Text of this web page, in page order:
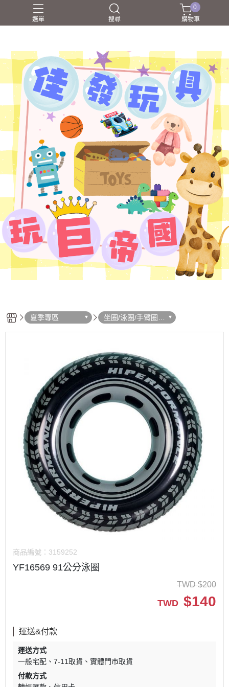
選單 搜尋
NERF射擊玩具 家家酒
戰鬥陀螺BEYBLADEX
益智挑戰
盲盒
0
購物車
夏季專區
坐圈/泳圈/手臂圈/
浮板/浮床
商品編號： 3159252
YF16569 91公分泳圈
TWD $200
TWD $140
運送&付款
運送方式
一般宅配
7-11取貨
實體門市取貨
付款方式